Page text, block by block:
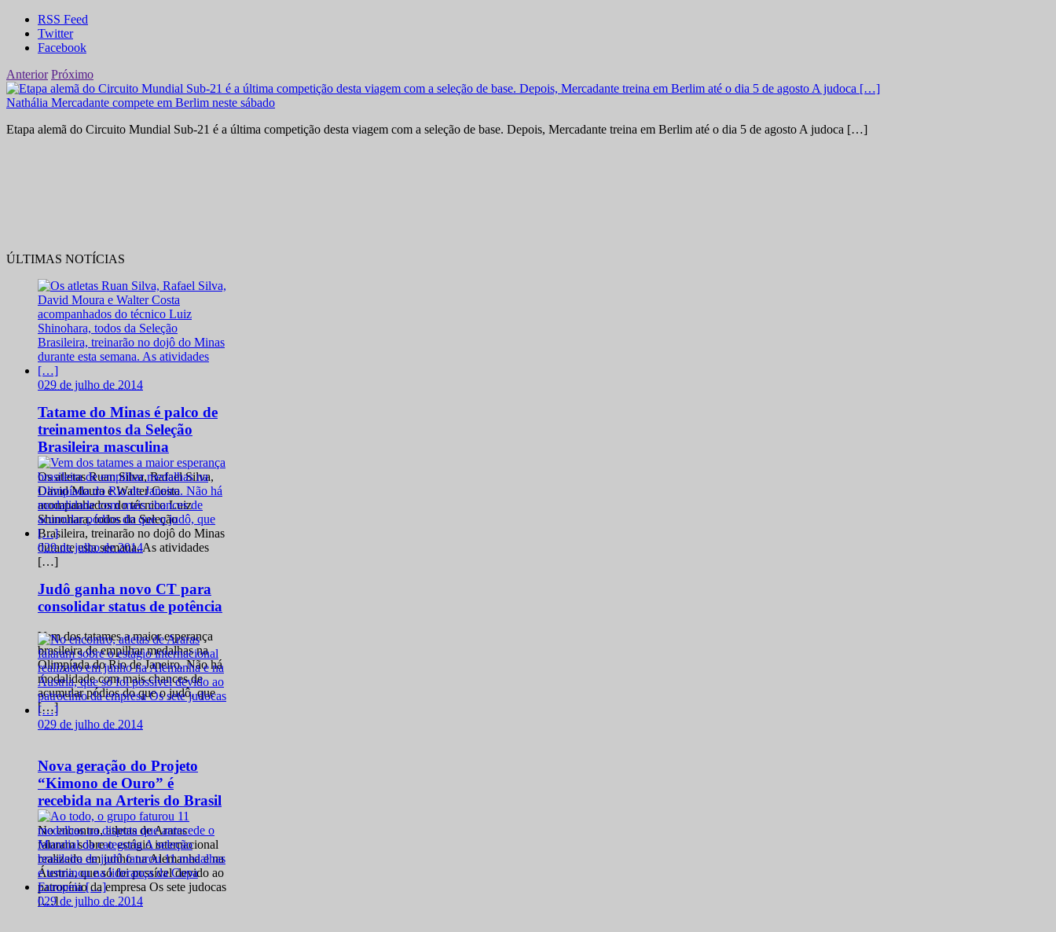
RSS Feed
Twitter
Facebook
Anterior Próximo
Nathália Mercadante compete em Berlim neste sábado
Etapa alemã do Circuito Mundial Sub-21 é a última competição desta viagem com a seleção de base. Depois, Mercadante treina em Berlim até o dia 5 de agosto A judoca […]
ÚLTIMAS NOTÍCIAS
029 de julho de 2014
Tatame do Minas é palco de
treinamentos da Seleção
Brasileira masculina
Os atletas Ruan Silva, Rafael Silva,
David Moura e Walter Costa
acompanhados do técnico Luiz
Shinohara, todos da Seleção
Brasileira, treinarão no dojô do Minas
durante esta semana. As atividades
[…]
029 de julho de 2014
Judô ganha novo CT para
consolidar status de potência
Vem dos tatames a maior esperança
brasileira de empilhar medalhas na
Olimpíada do Rio de Janeiro. Não há
modalidade com mais chances de
acumular pódios do que o judô, que
[…]
029 de julho de 2014
Nova geração do Projeto
“Kimono de Ouro” é
recebida na Arteris do Brasil
No encontro, atletas de Araras
falaram sobre o estágio internacional
realizado em junho na Alemanha e na
Áustria, que só foi possível devido ao
patrocínio da empresa Os sete judocas
[…]
029 de julho de 2014